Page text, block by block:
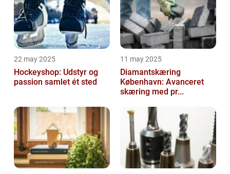
22 may 2025
Hockeyshop: Udstyr og
passion samlet ét sted
11 may 2025
Diamantskæring
København: Avanceret
skæring med pr...